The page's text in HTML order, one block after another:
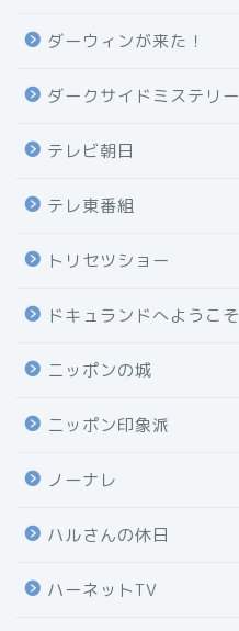
ダーウィンが来た！
ダークサイドミステリー
テレビ朝日
テレ東番組
トリセツショー
ドキュランドへようこそ
ニッポンの城
ニッポン印象派
ノーナレ
ハルさんの休日
ハーネットTV